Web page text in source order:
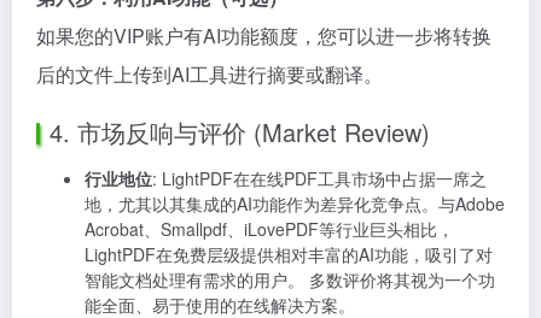
如果您的VIP账户有AI功能额度，您可以进一步将转换
后的文件上传到AI工具进行摘要或翻译。
4. 市场反响与评价 (Market Review)
行业地位: LightPDF在在线PDF工具市场中占据一席之
地，尤其以其集成的AI功能作为差异化竞争点。与Adobe
Acrobat、Smallpdf、iLovePDF等行业巨头相比，
LightPDF在免费层级提供相对丰富的AI功能，吸引了对
智能文档处理有需求的用户。 多数评价将其视为一个功
能全面、易于使用的在线解决方案。